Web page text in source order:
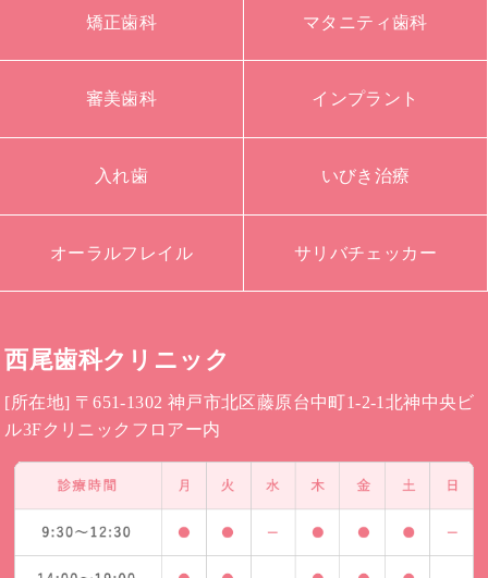
矯正歯科 マタニティ歯科
審美歯科 インプラント
入れ歯 いびき治療
オーラルフレイル サリバチェッカー
西尾歯科クリニック
[所在地] 〒651-1302 神戸市北区藤原台中町1-2-1北神中央ビ
ル3Fクリニックフロアー内